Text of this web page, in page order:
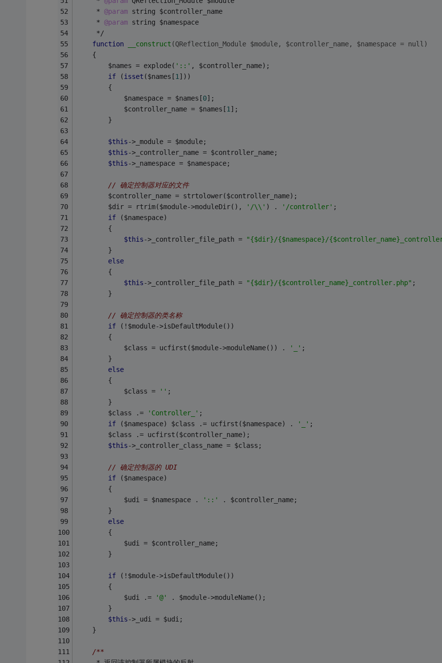
     *
@param string $controller_name
     *
@param string $namespace
     */
function
__construct (QReflection_Module $module, $controller_name, $namespace = null)
    {
        $names = explode(
'::' , $controller_name);
if (isset ($names[1 ]))
        {
            $namespace = $names[
0];
            $controller_name = $names[
1 ];
        }
$this->_module = $module;
$this->_controller_name = $controller_name;
$this->_namespace = $namespace;
// 确定控制器对应的文件
        $controller_name = strtolower($controller_name);
        $dir = rtrim($module->moduleDir(),
'/\\' ) . '/controller' ;
if ($namespace)
        {
$this->_controller_file_path = "{$dir}/{$namespace}/
        }
else
        {
$this->_controller_file_path = "{$dir}/{$controller_name}_controller.php" ;
        }
// 确定控制器的类名称
if (!$module->isDefaultModule())
        {
            $class = ucfirst($module->moduleName()) .
'_' ;
        }
else
        {
            $class =
'' ;
        }
        $class .=
'Controller_' ;
if ($namespace) $class .= ucfirst($namespace) . '_' ;
        $class .= ucfirst($controller_name);
$this->_controller_class_name = $class;
// 确定控制器的 UDI
if ($namespace)
        {
            $udi = $namespace .
'::'
. $controller_name;
        }
else
        {
            $udi = $controller_name;
        }
if (!$module->isDefaultModule())
        {
            $udi .=
'@'
. $module->moduleName();
        }
$this->_udi = $udi;
    }
/**